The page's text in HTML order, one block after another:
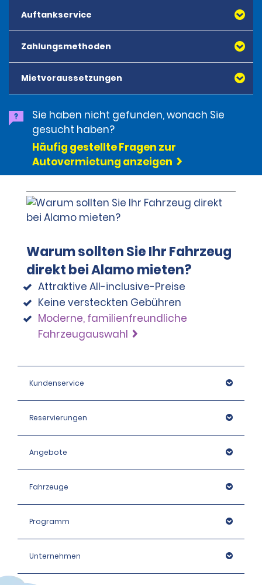
Auftankservice
Zahlungsmethoden
Mietvoraussetzungen
Sie haben nicht gefunden, wonach Sie
gesucht haben?
Häufig gestellte Fragen zur
Autovermietung anzeigen
Warum sollten Sie Ihr Fahrzeug
direkt bei Alamo mieten?
Attraktive All-inclusive-Preise
Keine versteckten Gebühren
Moderne, familienfreundliche
Fahrzeugauswahl
Kundenservice
Reservierungen
Angebote
Fahrzeuge
Programm
Unternehmen